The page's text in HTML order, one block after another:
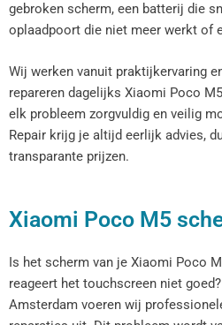
gebroken scherm, een batterij die
oplaadpoort die niet meer werkt of
Wij werken vanuit praktijkervaring
repareren dagelijks Xiaomi Poco
elk probleem zorgvuldig en veilig
Repair krijg je altijd eerlijk advies,
transparante prijzen.
Xiaomi Poco M5
Is het scherm van je Xiaomi Poco
reageert het touchscreen niet
Amsterdam voeren wij